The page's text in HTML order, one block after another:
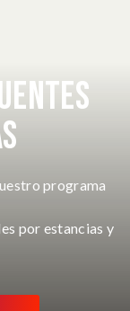
programa
por estancias y